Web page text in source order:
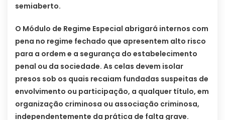
semiaberto.
O Módulo de Regime Especial abrigará internos com
pena no regime fechado que apresentem alto risco
para a ordem e a segurança do estabelecimento
penal ou da sociedade. As celas devem isolar
presos sob os quais recaiam fundadas suspeitas de
envolvimento ou participação, a qualquer título, em
organização criminosa ou associação criminosa,
independentemente da prática de falta grave.